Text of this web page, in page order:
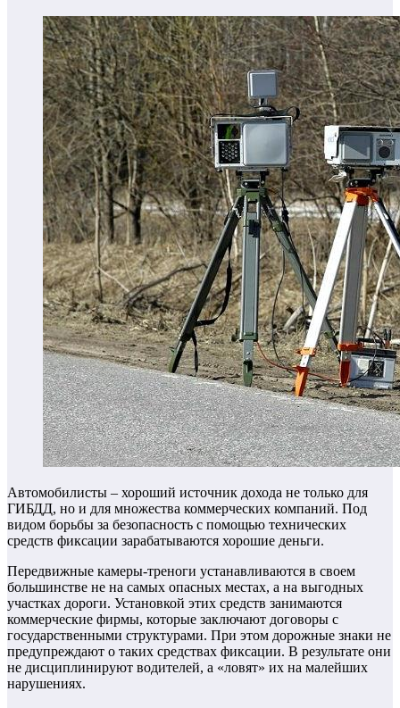
Автомобилисты – хороший источник дохода не только для
ГИБДД, но и для множества коммерческих компаний. Под
видом борьбы за безопасность с помощью технических
средств фиксации зарабатываются хорошие деньги.
Передвижные камеры-треноги устанавливаются в своем
большинстве не на самых опасных местах, а на выгодных
участках дороги. Установкой этих средств занимаются
коммерческие фирмы, которые заключают договоры с
государственными структурами. При этом дорожные знаки не
предупреждают о таких средствах фиксации. В результате они
не дисциплинируют водителей, а «ловят» их на малейших
нарушениях.